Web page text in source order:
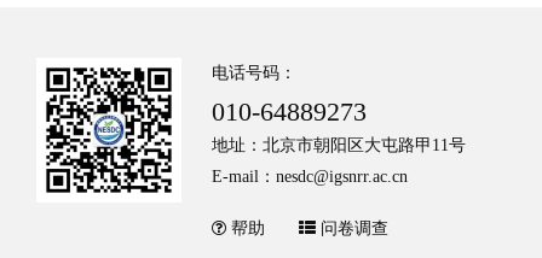
电话号码：
010-64889273
地址：北京市朝阳区大屯路甲11号
E-mail：nesdc@igsnrr.ac.cn
帮助 问卷调查